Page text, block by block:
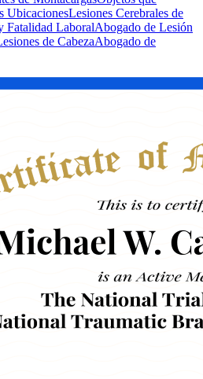
UbicacionesLesiones Cerebrales de
Fatalidad LaboralAbogado de Lesión
de CabezaAbogado de